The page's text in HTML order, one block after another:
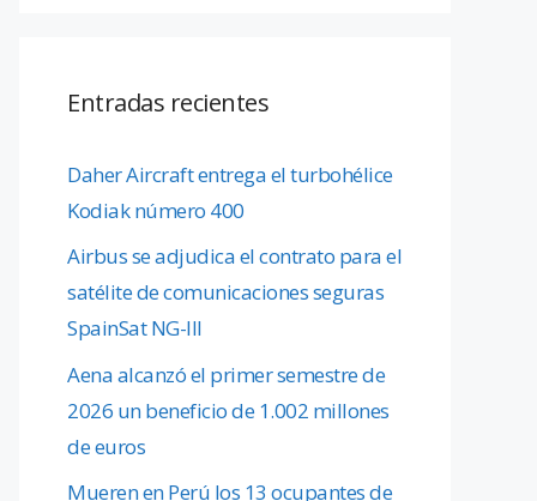
Entradas recientes
Daher Aircraft entrega el turbohélice
Kodiak número 400
Airbus se adjudica el contrato para el
satélite de comunicaciones seguras
SpainSat NG-III
Aena alcanzó el primer semestre de
2026 un beneficio de 1.002 millones
de euros
Mueren en Perú los 13 ocupantes de